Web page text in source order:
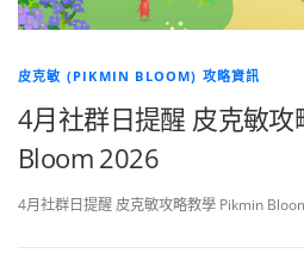
皮克敏 (PIKMIN BLOOM) 攻略資訊
4月社群日提醒 皮克敏
Bloom 2026
4月社群日提醒 皮克敏攻略教學 Pikmin